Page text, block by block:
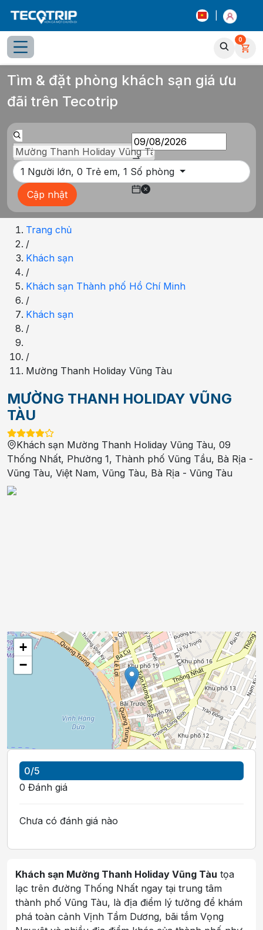
0
Tổng quan Chọn phòng Thông tin khách sạn Tiện
Tìm & đặt phòng khách sạn giá ưu
đãi trên Tecotrip
1 Người lớn, 0 Trẻ em, 1 Số phòng
Cập nhật
Trang chủ
/
Khách sạn
/
Khách sạn Thành phố Hồ Chí Minh
/
Khách sạn
/
/
Mường Thanh Holiday Vũng Tàu
MƯỜNG THANH HOLIDAY VŨNG
TÀU
Khách sạn Mường Thanh Holiday Vũng Tàu, 09
Thống Nhất, Phường 1, Thành phố Vũng Tầu, Bà Rịa -
Vũng Tàu, Việt Nam, Vũng Tàu, Bà Rịa - Vũng Tàu
+
−
0/5
0 Đánh giá
Chưa có đánh giá nào
Khách sạn Mường Thanh Holiday Vũng Tàu tọa
lạc trên đường Thống Nhất ngay tại trung tâm
thành phố Vũng Tàu, là địa điểm lý tưởng để khám
phá toàn cảnh Vịnh Tầm Dương, bãi tắm Vọng